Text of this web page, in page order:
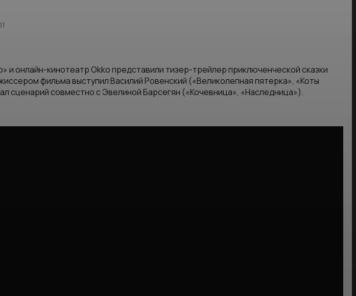
и онлайн-кинотеатр Okko представили тизер-трейлер приключенческой сказки
фильма выступил Василий Ровенский («Великолепная пятерка», «Коты
сценарий совместно с Эвелиной Барсегян («Кочевница», «Наследница»).